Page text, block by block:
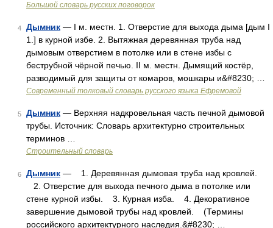
Большой словарь русских поговорок
4 Дымник — I м. местн. 1. Отверстие для выхода дыма [дым I
1.] в курной избе. 2. Вытяжная деревянная труба над
дымовым отверстием в потолке или в стене избы с
беструбной чёрной печью. II м. местн. Дымящий костёр,
разводимый для защиты от комаров, мошкары и&#8230; …
Современный толковый словарь русского языка Ефремовой
5 Дымник — Верхняя надкровельная часть печной дымовой
трубы. Источник: Словарь архитектурно строительных
терминов …
Строительный словарь
6 Дымник — 1. Деревянная дымовая труба над кровлей.
2. Отверстие для выхода печного дыма в потолке или
стене курной избы. 3. Курная изба. 4. Декоративное
завершение дымовой трубы над кровлей. (Термины
российского архитектурного наследия.&#8230; …